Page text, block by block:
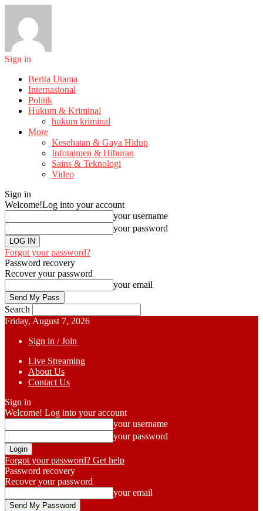
Sign in
Berita Utama
Internasional
Politik
Hukum & Kriminal
hukum kriminal
More
Kesehatan & Gaya Hidup
Infotaimen & Hiburan
Sains & Teknologi
Video
Sign in
Welcome!Log into your account
your username
your password
Forgot your password?
Password recovery
Recover your password
your email
Search
Friday, August 7, 2026
Sign in / Join
Live Streaming
About Us
Contact Us
Sign in
Welcome! Log into your account
your username
your password
Forgot your password? Get help
Password recovery
Recover your password
your email